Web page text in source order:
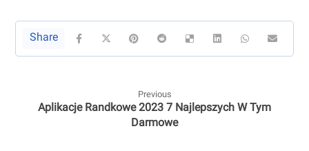
Previous
Aplikacje Randkowe 2023 7 Najlepszych W Tym
Darmowe